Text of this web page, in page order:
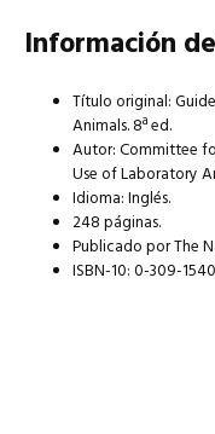
Información
Título original:
Animals. 8ª ed.
Autor: Committee
Use of Laboratory
Idioma: Inglés.
248 páginas.
Publicado por The
ISBN-10: 0-309-